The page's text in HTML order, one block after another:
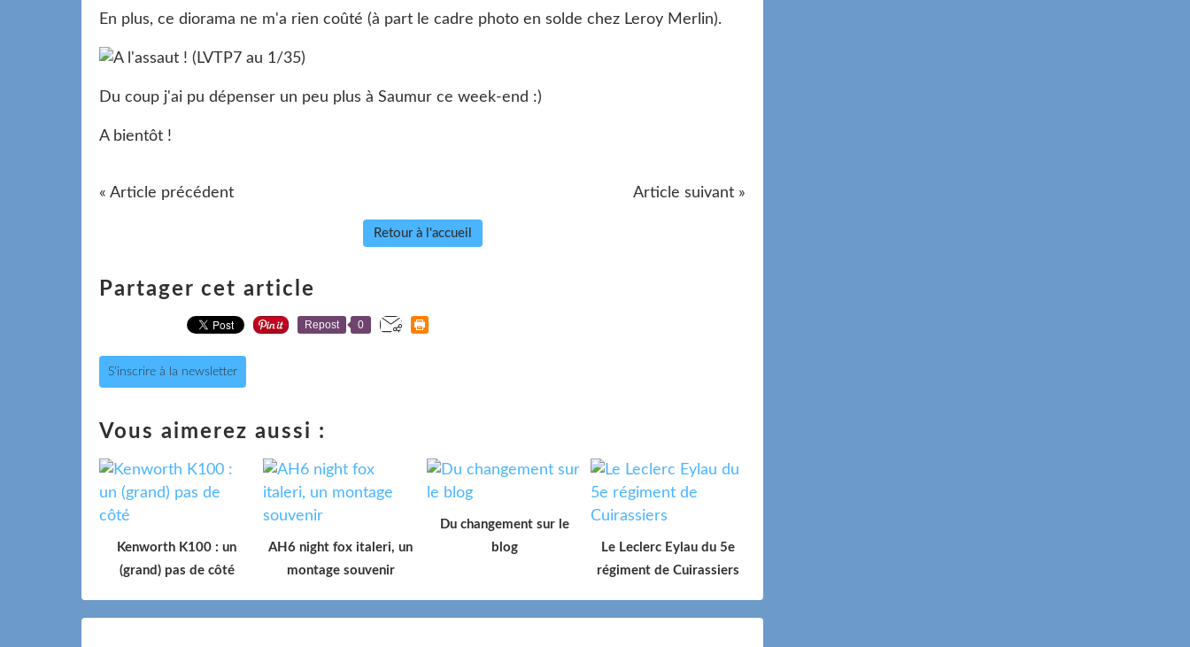
En plus, ce diorama ne m'a rien coûté (à part le cadre photo en solde chez Leroy Merlin).
Du coup j'ai pu dépenser un peu plus à Saumur ce week-end :)
A bientôt !
« Article précédent Article suivant »
Retour à l'accueil
Partager cet article
Repost 0
S'inscrire à la newsletter
Vous aimerez aussi :
Kenworth K100 : un
(grand) pas de côté
AH6 night fox italeri, un
montage souvenir
Du changement sur le
blog
Le Leclerc Eylau du 5e
régiment de Cuirassiers